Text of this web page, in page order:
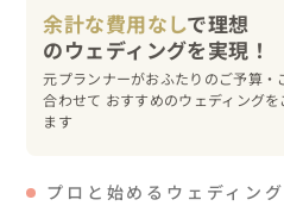
め、ウェディングの撮影後に
たが、そちらも楽しく撮影さ
▽こんな人におすすめ
・富士山撮影をご希望のカッ
余計な費用なしで理想
元プランナーがおふたりのご予算・
合わせて おすすめのウェディングを
ます
プロと始めるウェディン